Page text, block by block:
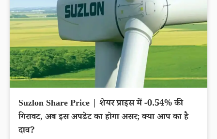
Suzlon Share Price | शेयर प्राइस में -0.54% की
गिरावट, अब इस अपडेट का होगा असर; क्या आप का है
दाव?